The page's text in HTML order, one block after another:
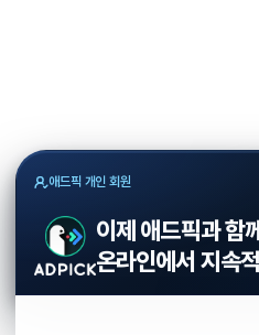
애드픽 개인 회원
이제 애드픽과 함
온라인에서 지속